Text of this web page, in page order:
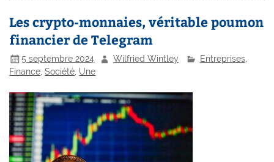
Les crypto-monnaies, véritable poumon
financier de Telegram
5 septembre 2024 Wilfried Wintley Entreprises,
Finance ,Société Une